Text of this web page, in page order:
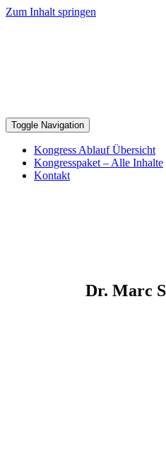
Zum Inhalt springen
Toggle Navigation
Kongress Ablauf Übersicht
Kongresspaket – Alle Inhalte
Kontakt
Dr. Marc